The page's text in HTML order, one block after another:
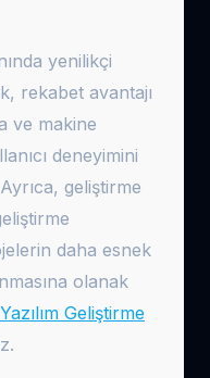
yenilikçi
rekabet avantajı
ve makine
deneyimini
geliştirme
daha esnek
olanak
Geliştirme